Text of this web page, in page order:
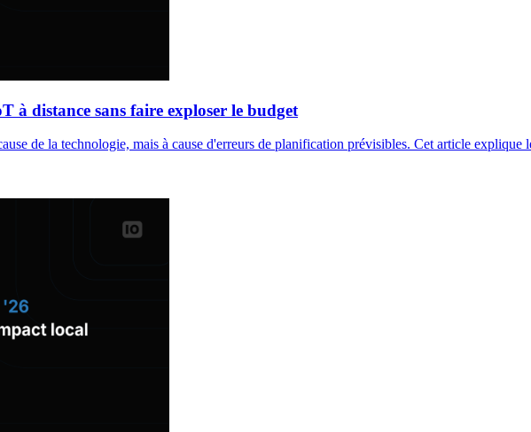
à distance sans faire exploser le budget
de la technologie, mais à cause d'erreurs de planification prévisibles. Cet article